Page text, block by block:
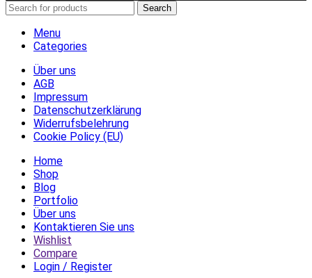
Search
Menu
Categories
Über uns
AGB
Impressum
Datenschutzerklärung
Widerrufsbelehrung
Cookie Policy (EU)
Home
Shop
Blog
Portfolio
Über uns
Kontaktieren Sie uns
Wishlist
Compare
Login / Register